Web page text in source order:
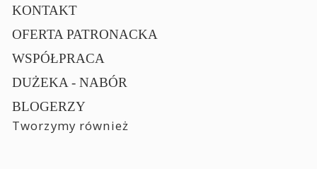
KONTAKT
OFERTA PATRONACKA
WSPÓŁPRACA
DUŻEKA - NABÓR
BLOGERZY
Tworzymy również